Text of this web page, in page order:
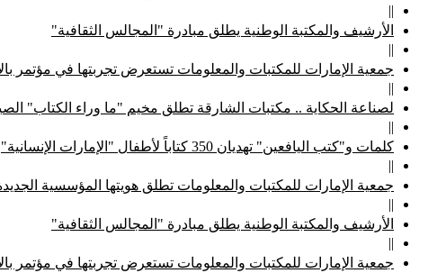
||
الأرشيف والمكتبة الوطنية يطلق مبادرة "المجالس الثقافية"
||
جمعية الإمارات للمكتبات والمعلومات تستعرض تجربتها في مؤتمر
||
لصناعة الحكاية .. مكتبات الشارقة تطلق مخيم "ما وراء الكتاب"
||
كلمات و"كتب اليافعين" تهديان 350 كتاباً لأطفال "الإمارات الإنسانية"
||
جمعية الإمارات للمكتبات والمعلومات تطلق هويتها المؤسسية
||
الأرشيف والمكتبة الوطنية يطلق مبادرة "المجالس الثقافية"
||
جمعية الإمارات للمكتبات والمعلومات تستعرض تجربتها في مؤتمر